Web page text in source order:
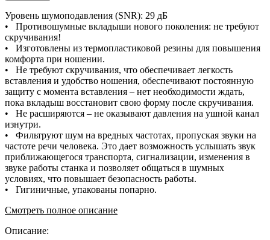
Уровень шумоподавления (SNR): 29 дБ
• Противошумные вкладыши нового поколения: не требуют
скручивания!
• Изготовлены из термопластиковой резины для повышения
комфорта при ношении.
• Не требуют скручивания, что обеспечивает легкость
вставления и удобство ношения, обеспечивают постоянную
защиту с момента вставления – нет необходимости ждать,
пока вкладыш восстановит свою форму после скручивания.
• Не расширяются – не оказывают давления на ушной канал
изнутри.
• Фильтруют шум на вредных частотах, пропуская звуки на
частоте речи человека. Это дает возможность услышать звук
приближающегося транспорта, сигнализации, изменения в
звуке работы станка и позволяет общаться в шумных
условиях, что повышает безопасность работы.
• Гигиничные, упакованы попарно.
Смотреть полное описание
Описание: